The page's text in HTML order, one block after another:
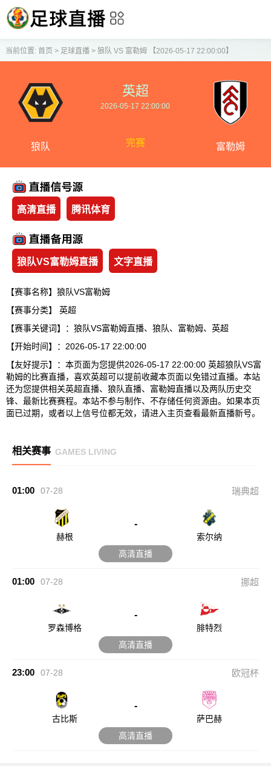
当前位置: 首页 > 足球直播> 狼队 VS 富勒姆 【2026-05-17 22:00:00】
狼队
英超
2026-05-17 22:00:00
完赛 富勒姆
高清直播 腾讯体育
狼队VS富勒姆直播 文字直播
【赛事名称】狼队VS富勒姆
【赛事分类】 英超
【赛事关键词】：狼队VS富勒姆直播、狼队、富勒姆、英超
【开始时间】：2026-05-17 22:00:00
【友好提示】：本页面为您提供2026-05-17 22:00:00 英超狼队VS富
勒姆的比赛直播，喜欢英超可以提前收藏本页面以免错过直播。本站
还为您提供相关英超直播、狼队直播、富勒姆直播以及两队历史交
锋、最新比赛赛程。本站不参与制作、不存储任何资源由。如果本页
面已过期，或者以上信号位都无效，请进入主页查看最新直播新号。
相关赛事 GAMES LIVING
01:00 07-28 瑞典超
赫根
-
索尔纳
高清直播
01:00 07-28 挪超
罗森博格
-
腓特烈
高清直播
23:00 07-28 欧冠杯
古比斯
-
萨巴赫
高清直播